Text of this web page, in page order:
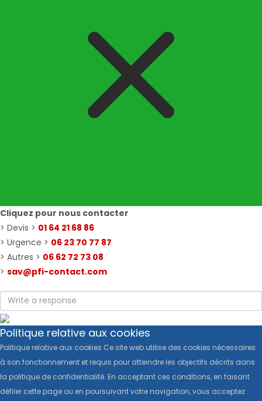
Cliquez pour nous contacter
> Devis > 01 64 21 68 86
> Urgence > 06 23 70 77 87
> Autres > 06 62 72 73 08
> sav@pfi-contact.com
Politique relative aux cookies
Politique relative aux cookies Ce site web utilise des cookies nécessaires
à son fonctionnement et requis pour atteindre les objectifs décrits dans
la politique de confidentialité. En acceptant ces conditions, en faisant
défiler cette page ou en poursuivant votre navigation, vous acceptez